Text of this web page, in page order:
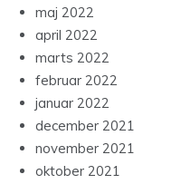
maj 2022
april 2022
marts 2022
februar 2022
januar 2022
december 2021
november 2021
oktober 2021